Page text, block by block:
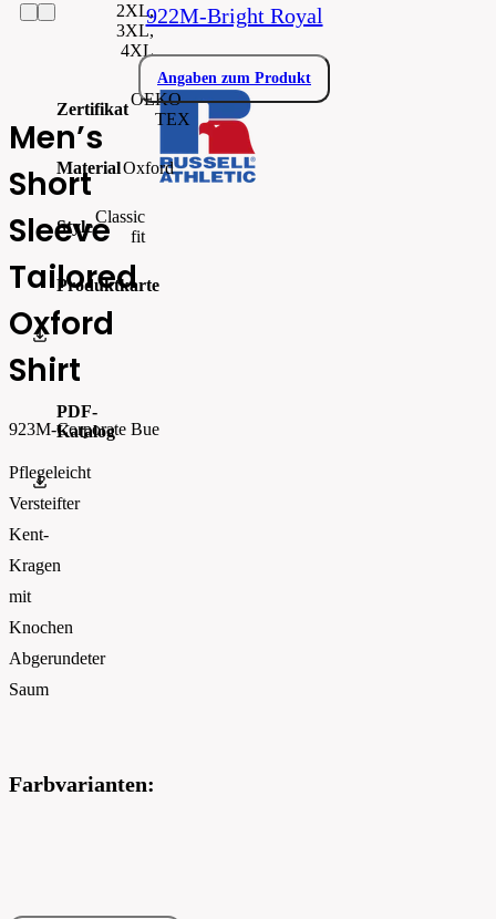
Men’s
Short
Sleeve
Tailored
Oxford
Shirt
923M-Corporate Bue
Pflegeleicht
Versteifter
Kent-
Kragen
mit
Knochen
Abgerundeter
Saum
Farbvarianten:
2XL,
3XL,
4XL
Zertifikat
OEKO–
TEX
MaterialOxford
Style
Classic
fit
Produktkarte
711_00--R-923M-0_sizespecs.pdf
PDF-
Katalog
Russell_Athletic_CATALOGUE 2026_EN_WEB
922M-Bright Royal
Angaben zum Produkt